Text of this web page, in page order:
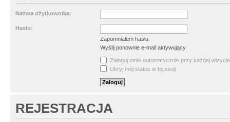
Nazwa użytkownika:
Hasło:
Zapomniałem hasła
Wyślij ponownie e-mail aktywujący
Zaloguj mnie automatycznie przy każdej wizycie
Ukryj mój status w tej sesji
REJESTRACJA